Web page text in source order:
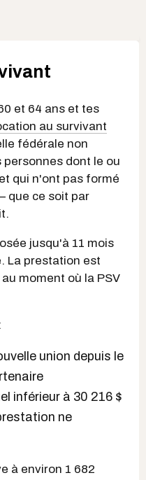
et 64 ans et tes
au survivant
fédérale non
dont le ou
qui n'ont pas formé
que ce soit par
jusqu'à 11 mois
La prestation est
moment où la PSV
union depuis le
inférieur à 30 216 $
ne
à environ 1 682